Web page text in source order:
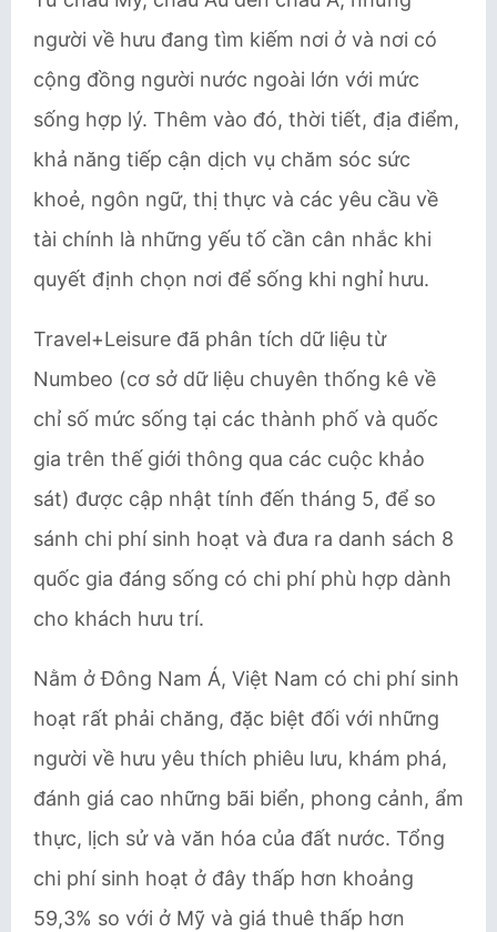
người về hưu đang tìm kiếm nơi ở và nơi có
cộng đồng người nước ngoài lớn với mức
sống hợp lý. Thêm vào đó, thời tiết, địa điểm,
khả năng tiếp cận dịch vụ chăm sóc sức
khoẻ, ngôn ngữ, thị thực và các yêu cầu về
tài chính là những yếu tố cần cân nhắc khi
quyết định chọn nơi để sống khi nghỉ hưu.
Travel+Leisure đã phân tích dữ liệu từ
Numbeo (cơ sở dữ liệu chuyên thống kê về
chỉ số mức sống tại các thành phố và quốc
gia trên thế giới thông qua các cuộc khảo
sát) được cập nhật tính đến tháng 5, để so
sánh chi phí sinh hoạt và đưa ra danh sách 8
quốc gia đáng sống có chi phí phù hợp dành
cho khách hưu trí.
Nằm ở Đông Nam Á, Việt Nam có chi phí sinh
hoạt rất phải chăng, đặc biệt đối với những
người về hưu yêu thích phiêu lưu, khám phá,
đánh giá cao những bãi biển, phong cảnh, ẩm
thực, lịch sử và văn hóa của đất nước. Tổng
chi phí sinh hoạt ở đây thấp hơn khoảng
59,3% so với ở Mỹ và giá thuê thấp hơn